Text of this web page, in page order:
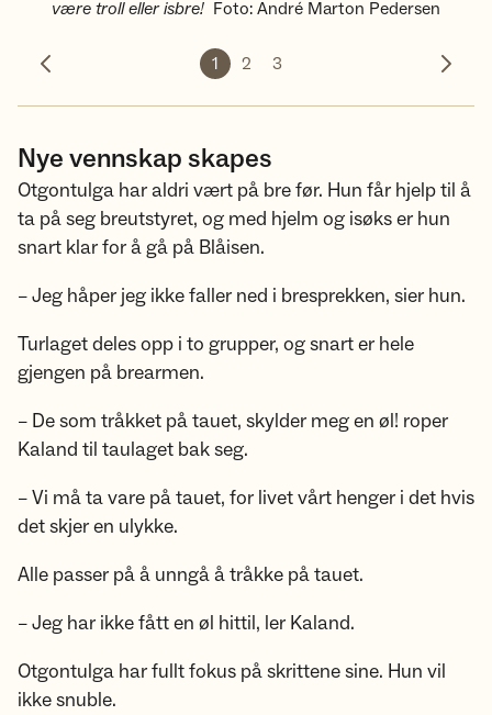
være troll eller isbre! Foto: André Marton Pedersen
Forrige bilde
1 2 3
Nye vennskap skapes
Otgontulga har aldri vært på bre før. Hun får hjelp til å
ta på seg breutstyret, og med hjelm og isøks er hun
snart klar for å gå på Blåisen.
– Jeg håper jeg ikke faller ned i bresprekken, sier hun.
Turlaget deles opp i to grupper, og snart er hele
gjengen på brearmen.
– De som tråkket på tauet, skylder meg en øl! roper
Kaland til taulaget bak seg.
– Vi må ta vare på tauet, for livet vårt henger i det hvis
det skjer en ulykke.
Alle passer på å unngå å tråkke på tauet.
– Jeg har ikke fått en øl hittil, ler Kaland.
Otgontulga har fullt fokus på skrittene sine. Hun vil
ikke snuble.